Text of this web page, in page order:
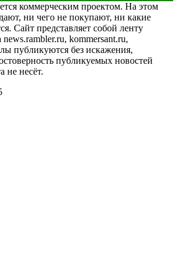
коммерческим проектом. На этом
ни чего не покупают, ни какие
Сайт представляет собой ленту
kommersant.ru,
публикуются без искажения,
публикуемых новостей
не несёт.